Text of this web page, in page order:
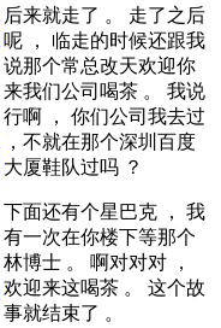
后来就走了 。 走了之后
呢 ， 临走的时候还跟我
说那个常总改天欢迎你
来我们公司喝茶 。 我说
行啊 ， 你们公司我去过
，不就在那个深圳百度
大厦鞋队过吗 ？
下面还有个星巴克 ， 我
有一次在你楼下等那个
林博士 。 啊对对对 ，
欢迎来这喝茶 。 这个故
事就结束了 。